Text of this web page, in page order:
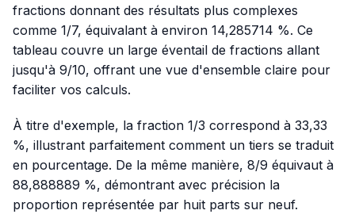
fractions donnant des résultats plus complexes
comme 1/7, équivalant à environ 14,285714 %. Ce
tableau couvre un large éventail de fractions allant
jusqu'à 9/10, offrant une vue d'ensemble claire pour
faciliter vos calculs.
À titre d'exemple, la fraction 1/3 correspond à 33,33
%, illustrant parfaitement comment un tiers se traduit
en pourcentage. De la même manière, 8/9 équivaut à
88,888889 %, démontrant avec précision la
proportion représentée par huit parts sur neuf.